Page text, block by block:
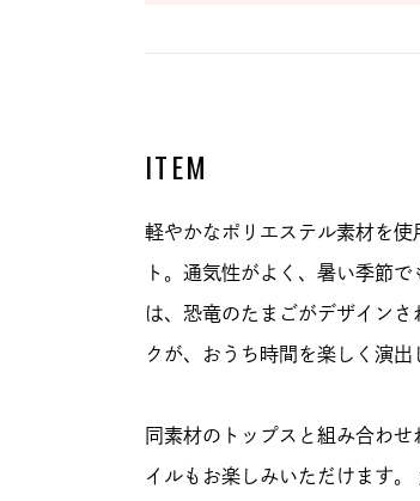
ITEM
軽やかなポリエステル素材を
ト。通気性がよく、暑い季節
は、恐竜のたまごがデザイン
クが、おうち時間を楽しく演出
同素材のトップスと組み合わ
イルもお楽しみいただけます。